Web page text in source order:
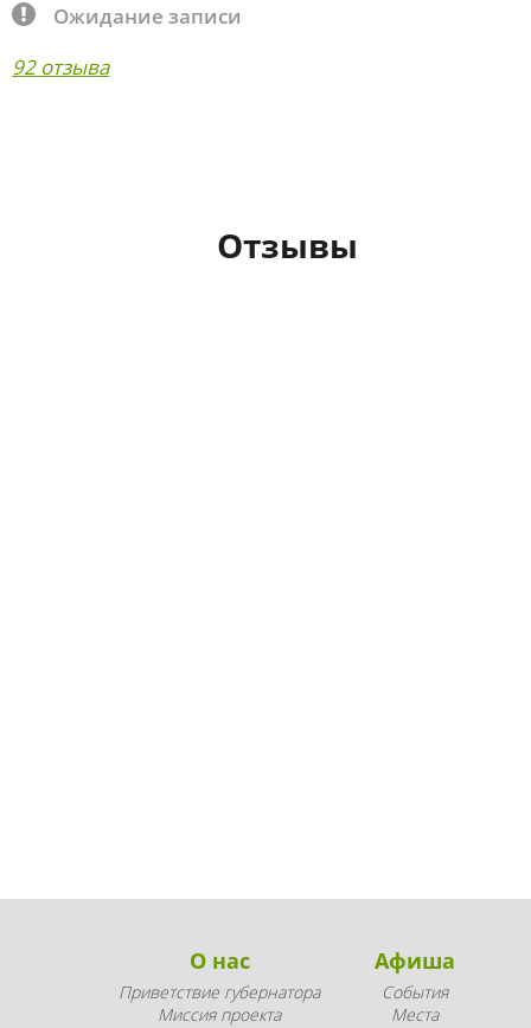
Ожидание записи
92 отзыва
Отзывы
О нас
Приветствие губернатора
Миссия проекта
Афиша
События
Места